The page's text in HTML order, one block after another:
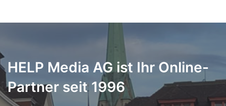
HELP Media AG ist Ihr Online-
Partner seit 1996